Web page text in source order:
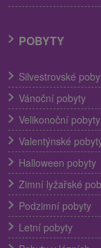
POBYTY
Silvestrovské
Vánoční pobyty
Velikonoční pobyty
Valentýnské
Halloween pobyty
Zimní lyžařské
Podzimní pobyty
Letní pobyty